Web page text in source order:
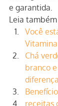
e garantida.
Leia
Você
Chá
branco
receitas